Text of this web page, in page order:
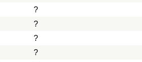
?
?
?
?